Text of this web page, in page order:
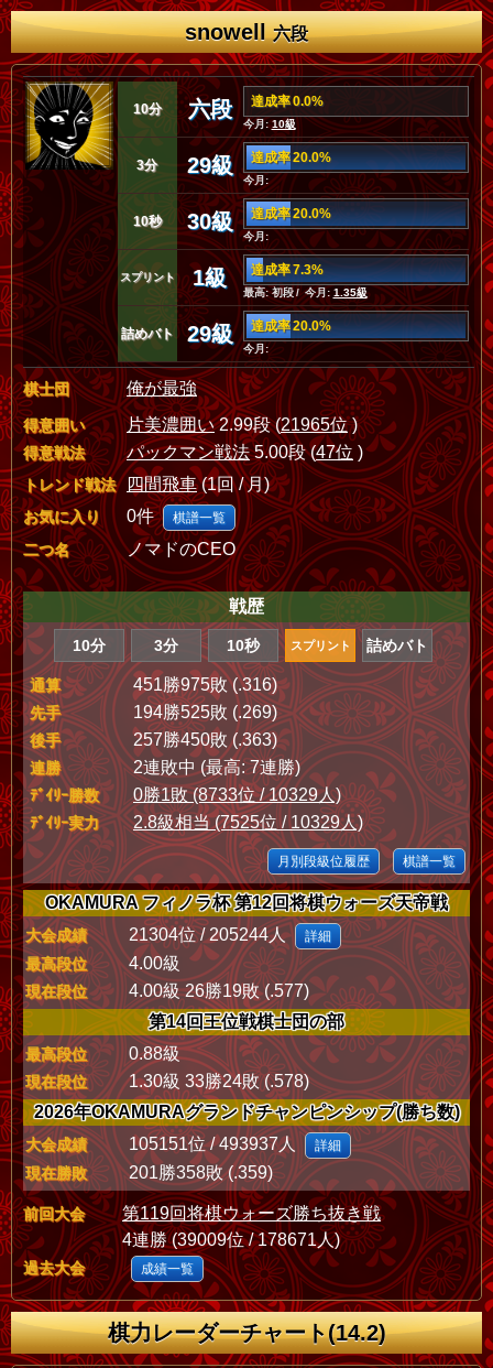
snowell六段
10分 六段 達成率 0.0%
今月:10級
3分 29級 達成率 20.0%
今月:
10秒 30級 達成率 20.0%
今月:
スプリント 1級 達成率 7.3%
最高: 初段 / 今月: 1.35級
詰めバト 29級 達成率 20.0%
今月:
棋士団 俺が最強
得意囲い 片美濃囲い2.99段 (21965位)
得意戦法 パックマン戦法5.00段 (47位 )
トレンド戦法 四間飛車(1回 / 月)
お気に入り 0件 棋譜一覧
二つ名 ノマドのCEO
戦歴
10分 3分 10秒 スプリント 詰めバト
通算 451勝975敗 (.316)
先手 194勝525敗 (.269)
後手 257勝450敗 (.363)
連勝 2連敗中 (最高: 7連勝)
ﾃﾞｲﾘｰ勝数 0勝1敗 (8733位 / 10329人)
ﾃﾞｲﾘｰ実力 2.8級相当 (7525位 / 10329人)
月別段級位履歴 棋譜一覧
OKAMURA フィノラ杯 第12回将棋ウォーズ天帝戦
大会成績 21304位 / 205244人 詳細
最高段位 4.00級
現在段位
4.00級 26勝19敗 (.577)
第14回王位戦棋士団の部
最高段位 0.88級
現在段位
1.30級 33勝24敗 (.578)
2026年OKAMURAグランドチャンピンシップ(勝ち数)
大会成績 105151位 / 493937人 詳細
現在勝敗 201勝358敗 (.359)
前回大会
第119回将棋ウォーズ勝ち抜き戦
4連勝 (39009位 / 178671人)
過去大会 成績一覧
棋力レーダーチャート(14.2)